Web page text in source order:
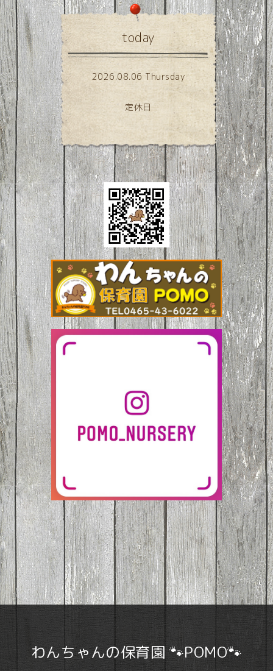
today
2026.08.06 Thursday
定休日
わんちゃんの保育園 🐾POMO🐾